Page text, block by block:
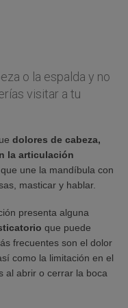
o la espalda y no
visitar a tu
dolores de cabeza,
la articulación
une la mandíbula con
masticar y hablar.
presenta alguna
que puede
frecuentes son el dolor
como la limitación en el
al abrir o cerrar la boca